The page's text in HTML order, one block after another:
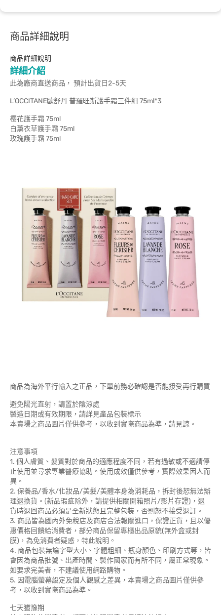
商品詳細說明
商品詳細說明
詳細介紹
此為廠商直送商品， 預計出貨日2-5天
L’OCCITANE歐舒丹 普羅旺斯護手霜三件組 75ml*3
櫻花護手霜 75ml
白薰衣草護手霜 75ml
玫瑰護手霜 75ml
商品為海外平行輸入之正品，下單前務必確認是否能接受再行購買
避免陽光直射，請置於陰涼處
製造日期或有效期限，請詳見產品包裝標示
本賣場之商品圖片僅供參考，以收到實際商品為準，請見諒。
注意事項
1. 個人膚質、髮質對於商品的適應程度不同，若有過敏或不適請停
止使用並尋求專業醫療協助。使用成效僅供參考，實際效果因人而
異。
2. 保養品/香水/化妝品/美髮/美體本身為消耗品，拆封後恕無法辦
理退換貨。(新品瑕疵除外，請提供相關開箱照片/影片存證)，退
貨時退回商品必須是全新狀態且完整包裝，否則恕不接受退訂。
3. 商品皆為國內外免稅店及商店合法報關進口，保證正貨，且以優
惠價格回饋給消費者，部分商品保留專櫃出品原貌(無外盒或封
膜)，為免消費者疑惑，特此說明。
4. 商品包裝無論字型大小、字體粗細、瓶身顏色、印刷方式等，皆
會因為商品批號、出產時間、製作國家而有所不同，屬正常現象。
如要求完美者，不建議使用網路購物。
5. 因電腦螢幕設定及個人觀感之差異，本賣場之商品圖片僅供參
考，以收到實際商品為準。
七天猶豫期